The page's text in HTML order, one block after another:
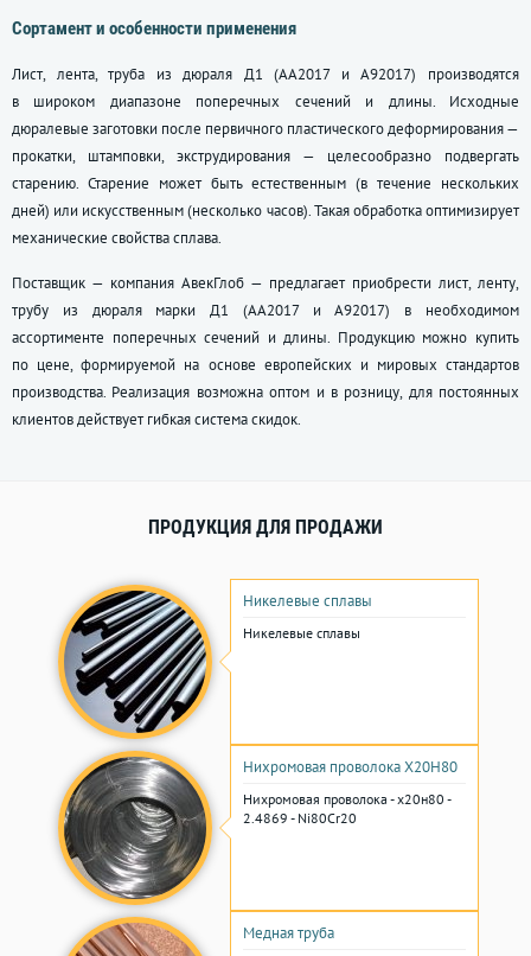
Сортамент и особенности применения
Лист, лента, труба из дюраля Д1 (АА2017 и А92017) производятся
в широком диапазоне поперечных сечений и длины. Исходные
дюралевые заготовки после первичного пластического деформирования —
прокатки, штамповки, экструдирования — целесообразно подвергать
старению. Старение может быть естественным (в течение нескольких
дней) или искусственным (несколько часов). Такая обработка оптимизирует
механические свойства сплава.
Поставщик — компания АвекГлоб — предлагает приобрести лист, ленту,
трубу из дюраля марки Д1 (АА2017 и А92017) в необходимом
ассортименте поперечных сечений и длины. Продукцию можно купить
по цене, формируемой на основе европейских и мировых стандартов
производства. Реализация возможна оптом и в розницу, для постоянных
клиентов действует гибкая система скидок.
ПРОДУКЦИЯ ДЛЯ ПРОДАЖИ
Никелевые сплавы
Никелевые сплавы
Нихромовая проволока Х20Н80
Нихромовая проволока - х20н80 -
2.4869 - Ni80Cr20
Медная труба